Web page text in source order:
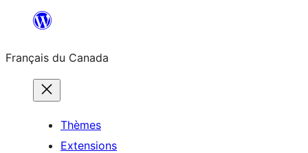
contenu
Français du Canada
Thèmes
Extensions